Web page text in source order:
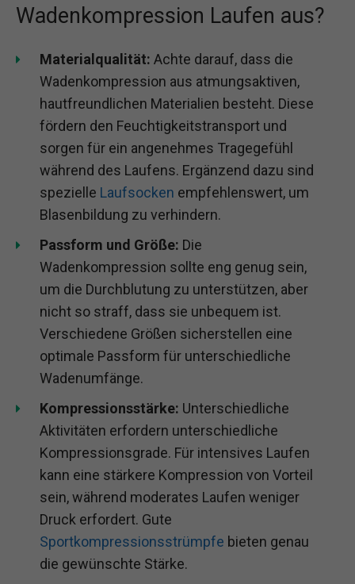
Wadenkompression Laufen aus?
Materialqualität: Achte darauf, dass die
Wadenkompression aus atmungsaktiven,
hautfreundlichen Materialien besteht. Diese
fördern den Feuchtigkeitstransport und
sorgen für ein angenehmes Tragegefühl
während des Laufens. Ergänzend dazu sind
spezielle Laufsocken empfehlenswert, um
Blasenbildung zu verhindern.
Passform und Größe: Die
Wadenkompression sollte eng genug sein,
um die Durchblutung zu unterstützen, aber
nicht so straff, dass sie unbequem ist.
Verschiedene Größen sicherstellen eine
optimale Passform für unterschiedliche
Wadenumfänge.
Kompressionsstärke: Unterschiedliche
Aktivitäten erfordern unterschiedliche
Kompressionsgrade. Für intensives Laufen
kann eine stärkere Kompression von Vorteil
sein, während moderates Laufen weniger
Druck erfordert. Gute
Sportkompressionsstrümpfe bieten genau
die gewünschte Stärke.